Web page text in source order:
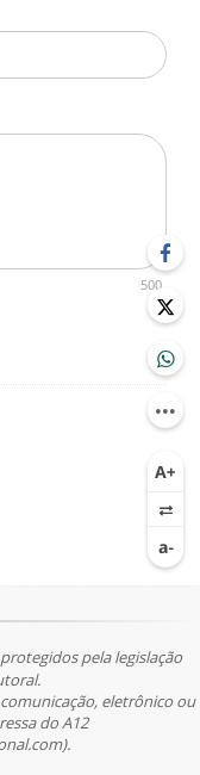
500
pela legislação
eletrônico ou
do A12